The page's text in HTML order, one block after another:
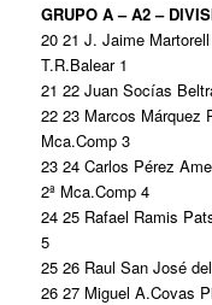
GRUPO A – A2 –
20 21 J. Jaime
T.R.Balear 1
21 22 Juan Socías
22 23 Marcos Márquez
Mca.Comp 3
23 24 Carlos Pérez
2ª Mca.Comp 4
24 25 Rafael Ramis
5
25 26 Raul San José
26 27 Miguel A.Covas